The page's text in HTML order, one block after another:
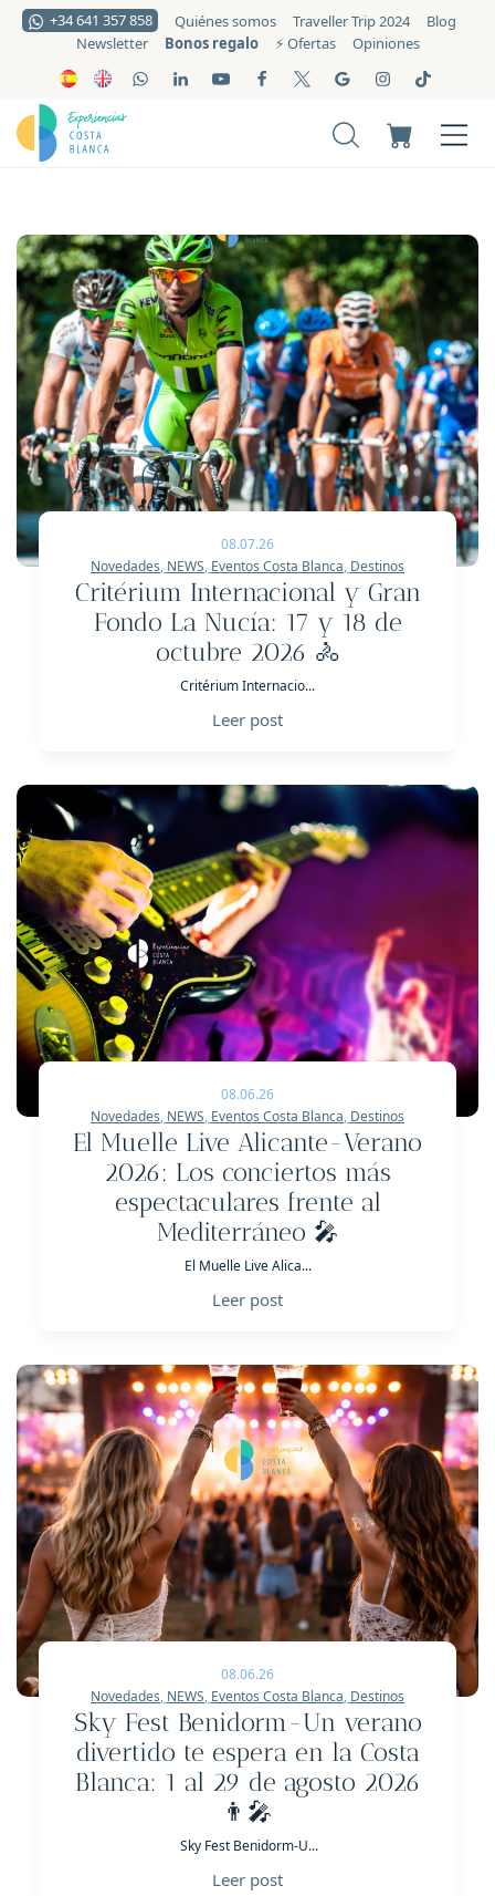
+34 641 357 858 Quiénes somos Traveller Trip 2024
Blog
Newsletter
Bonos regalo ⚡️ Ofertas Opiniones
08.07.26
Novedades, NEWS, Eventos Costa Blanca, Destinos
Critérium Internacional y Gran
Fondo La Nucía: 17 y 18 de
octubre 2026 🚴
Critérium Internacio...
Leer post
08.06.26
Novedades, NEWS, Eventos Costa Blanca, Destinos
El Muelle Live Alicante-Verano
2026: Los conciertos más
espectaculares frente al
Mediterráneo 🎤
El Muelle Live Alica...
Leer post
08.06.26
Novedades, NEWS, Eventos Costa Blanca, Destinos
Sky Fest Benidorm-Un verano
divertido te espera en la Costa
Blanca: 1 al 29 de agosto 2026
👨‍🎤
Sky Fest Benidorm-U...
Leer post